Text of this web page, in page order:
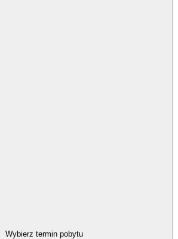
Wybierz termin pobytu